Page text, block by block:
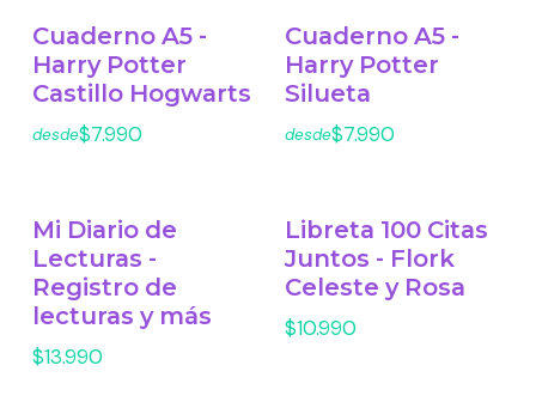
Cuaderno A5 -
Harry Potter
Castillo Hogwarts
desde$7.990
Cuaderno A5 -
Harry Potter
Silueta
desde$7.990
Mi Diario de
Lecturas -
Registro de
lecturas y más
$13.990
Libreta 100 Citas
Juntos - Flork
Celeste y Rosa
$10.990